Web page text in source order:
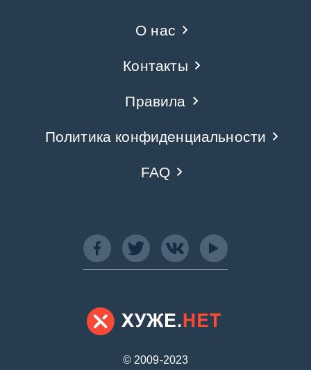
© 2009-2023
О нас
Контакты
Правила
Политика конфиденциальности
FAQ